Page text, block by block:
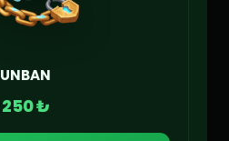
UNBAN
250 ₺